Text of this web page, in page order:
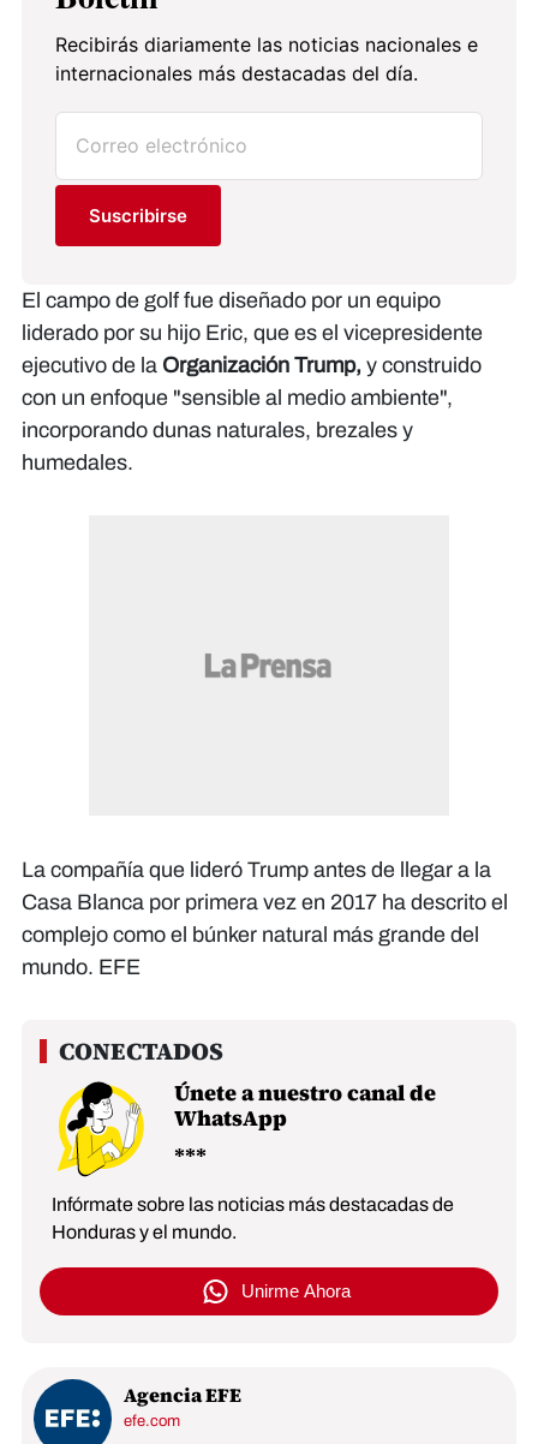
Recibirás diariamente las noticias nacionales e
internacionales más destacadas del día.
Suscribirse
El campo de golf fue diseñado por un equipo
liderado por su hijo Eric, que es el vicepresidente
ejecutivo de la Organización Trump, y construido
con un enfoque "sensible al medio ambiente",
incorporando dunas naturales, brezales y
humedales.
La compañía que lideró Trump antes de llegar a la
Casa Blanca por primera vez en 2017 ha descrito el
complejo como el búnker natural más grande del
mundo. EFE
Únete a nuestro canal de
WhatsApp
Infórmate sobre las noticias más destacadas de
Honduras y el mundo.
Unirme Ahora
Agencia EFE
efe.com